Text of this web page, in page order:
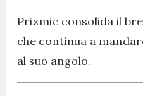
Prizmic consolida il
che continua a
al suo angolo.